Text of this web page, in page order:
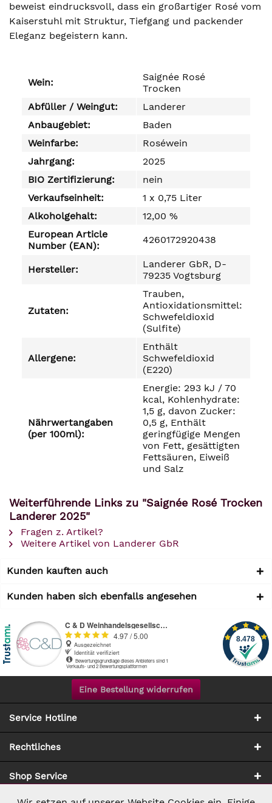
beweist eindrucksvoll, dass ein großartiger Rosé vom
Kaiserstuhl mit Struktur, Tiefgang und packender
Eleganz begeistern kann.
Wein:
Saignée Rosé
Trocken
Abfüller / Weingut:
Landerer
Anbaugebiet:
Baden
Weinfarbe:
Roséwein
Jahrgang:
2025
BIO Zertifizierung:
nein
Verkaufseinheit:
1 x 0,75 Liter
Alkoholgehalt:
12,00 %
European Article
Number (EAN):
4260172920438
Hersteller:
Landerer GbR, D-
79235 Vogtsburg
Zutaten:
Trauben,
Antioxidationsmittel:
Schwefeldioxid
(Sulfite)
Allergene:
Enthält
Schwefeldioxid
(E220)
Nährwertangaben
(per 100ml):
Energie: 293 kJ / 70
kcal, Kohlenhydrate:
1,5 g, davon Zucker:
0,5 g, Enthält
geringfügige Mengen
von Fett, gesättigten
Fettsäuren, Eiweiß
und Salz
Weiterführende Links zu "Saignée Rosé Trocken
Landerer 2025"
Fragen z. Artikel?
Weitere Artikel von Landerer GbR
Kunden kauften auch
Kunden haben sich ebenfalls angesehen
Eine Bestellung widerrufen
Service Hotline
Rechtliches
Shop Service